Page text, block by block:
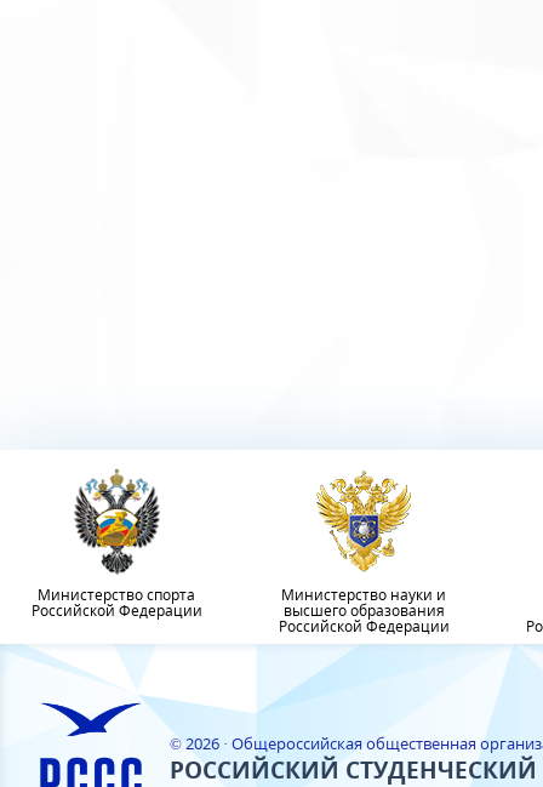
Министерство спорта
Российской Федерации
Министерство науки и
высшего образования
Российской Федерации
© 2026 · Общероссийская общественная
РОССИЙСКИЙ